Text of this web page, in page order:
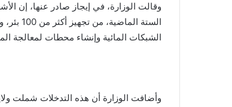
وقالت الوزارة، في إيجاز صادر عنها، إن
الشبكات المائية وإنشاء محطات لمعالجة
وأضافت الوزارة أن هذه التدخلات شملت